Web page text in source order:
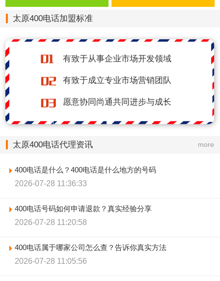
太原400电话加盟标准
有致于从事企业市场开发领域
有致于成立专业市场营销团队
愿意协同尚通共同进步与成长
太原400电话代理资讯 more
400电话是什么？400电话是什么地方的号码
2026-07-28 11:36:33
400电话号码如何申请退款？真实经验分享
2026-07-28 11:20:58
400电话属于哪家公司怎么查？告诉你真实方法
2026-07-28 11:05:56